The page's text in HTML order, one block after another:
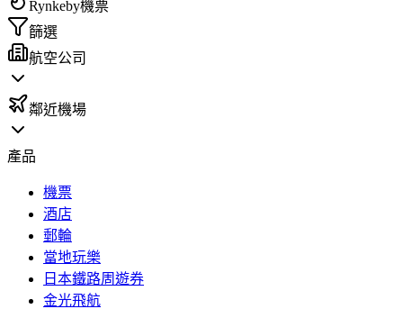
Rynkeby機票
篩選
航空公司
鄰近機場
產品
機票
酒店
郵輪
當地玩樂
日本鐵路周遊券
金光飛航